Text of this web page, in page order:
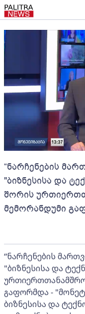
“ნარჩენების
"ბიზნესისა და
შორის
მემორანდუმი
“ნარჩენების
"ბიზნესისა და
გაფორმდა -
ბიზნესისა და